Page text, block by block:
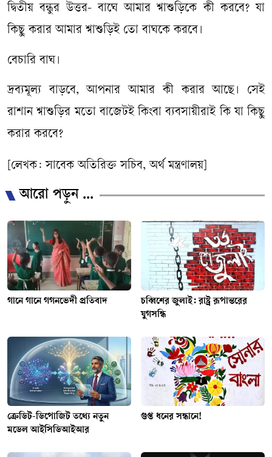
দ্বিতীয় বন্ধুর উত্তর- বাঘে আমার শ্বাশুড়িকে কী করবে? যা
কিছু করার আমার শ্বাশুড়িই তো বাঘকে করবে।
বেচারি বাঘ।
দ্রব্যমূল্য বাড়বে, আপনার আমার কী করার আছে। সেই
রাশান শ্বাশুড়ির মতো বাজেটই কিংবা ব্যবসায়ীরাই কি যা কিছু
করার করবে?
[লেখক: সাবেক অতিরিক্ত সচিব, অর্থ মন্ত্রণালয়]
আরো পড়ুন ...
গানে গানে গগনভেদী প্রতিবাদ
চব্বিশের জুলাই: রাষ্ট্র রূপান্তরের
যুগসন্ধি
ক্রেডিট-ডিপোজিট তথ্যে নতুন
মডেল আইসিডিআইআর
গুপ্ত ধনের সন্ধানে!